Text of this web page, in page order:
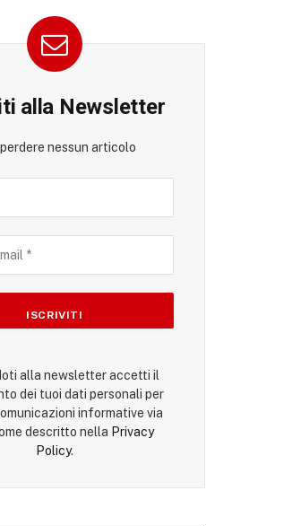
alla Newsletter
nessun articolo
alla newsletter accetti il
dei tuoi dati personali per
informative via
descritto nella Privacy
Policy.